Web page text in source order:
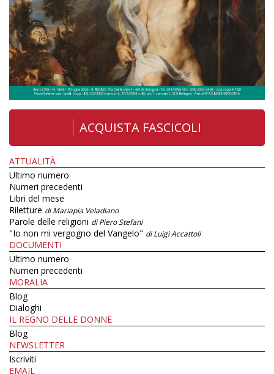
ACQUISTA FASCICOLI
ATTUALITÀ
Ultimo numero
Numeri precedenti
Libri del mese
Riletture di Mariapia Veladiano
Parole delle religioni di Piero Stefani
"Io non mi vergogno del Vangelo" di Luigi Accattoli
DOCUMENTI
Ultimo numero
Numeri precedenti
MORALIA
Blog
Dialoghi
IL REGNO DELLE DONNE
Blog
NEWSLETTER
Iscriviti
EMAIL